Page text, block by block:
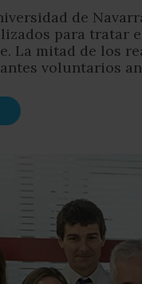
de
para tratar
La mitad de los
voluntarios